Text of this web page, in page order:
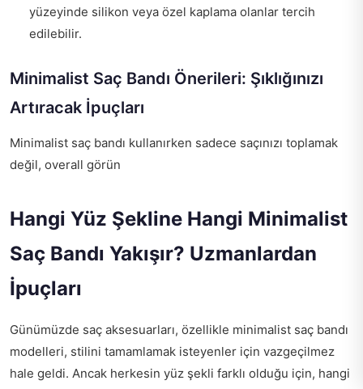
yüzeyinde silikon veya özel kaplama olanlar tercih
edilebilir.
Minimalist Saç Bandı Önerileri: Şıklığınızı
Artıracak İpuçları
Minimalist saç bandı kullanırken sadece saçınızı toplamak
değil, overall görün
Hangi Yüz Şekline Hangi Minimalist
Saç Bandı Yakışır? Uzmanlardan
İpuçları
Günümüzde saç aksesuarları, özellikle minimalist saç bandı
modelleri, stilini tamamlamak isteyenler için vazgeçilmez
hale geldi. Ancak herkesin yüz şekli farklı olduğu için, hangi